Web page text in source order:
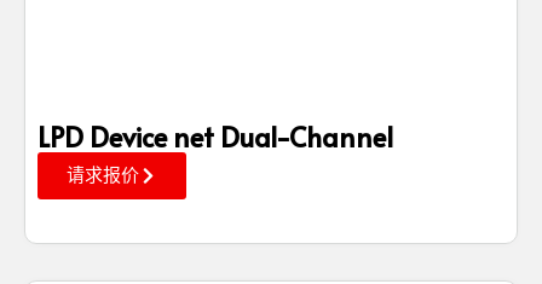
LPD Device net Dual-Channel
请求报价